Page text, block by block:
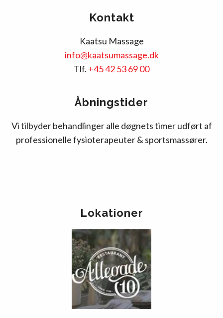
Kontakt
Kaatsu Massage
info@kaatsumassage.dk
Tlf. +45 42 53 69 00
Åbningstider
Vi tilbyder behandlinger alle døgnets timer udført af
professionelle fysioterapeuter & sportsmassører.
Lokationer